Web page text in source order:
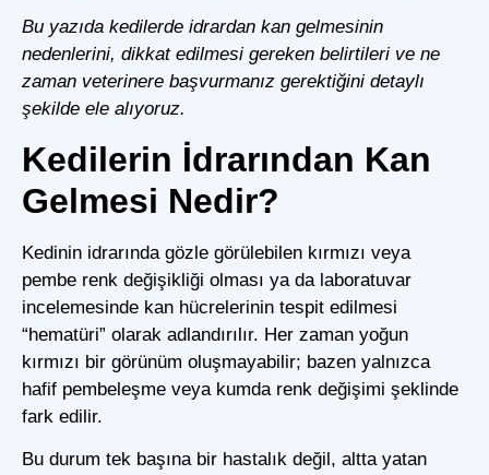
Bu yazıda kedilerde idrardan kan gelmesinin
nedenlerini, dikkat edilmesi gereken belirtileri ve ne
zaman veterinere başvurmanız gerektiğini detaylı
şekilde ele alıyoruz.
Kedilerin İdrarından Kan
Gelmesi Nedir?
Kedinin idrarında gözle görülebilen kırmızı veya
pembe renk değişikliği olması ya da laboratuvar
incelemesinde kan hücrelerinin tespit edilmesi
“hematüri” olarak adlandırılır. Her zaman yoğun
kırmızı bir görünüm oluşmayabilir; bazen yalnızca
hafif pembeleşme veya kumda renk değişimi şeklinde
fark edilir.
Bu durum tek başına bir hastalık değil, altta yatan